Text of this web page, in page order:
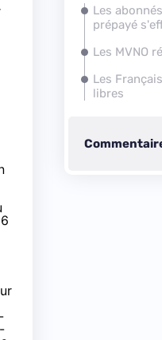
Les
prépayé
Les MVNO
Les
libres